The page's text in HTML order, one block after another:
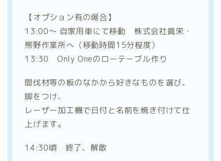
【オプション有の場合】
13:00～ 自家用車にて移動 株式会社眞栄・
熊野作業所へ（移動時間15分程度）
13:30 Only Oneのローテーブル作り
間伐材等の板のなかから好きなものを選び、
脚をつけ、
レーザー加工機で日付と名前を焼き付けて仕
上げます。
14:30頃 終了、解散